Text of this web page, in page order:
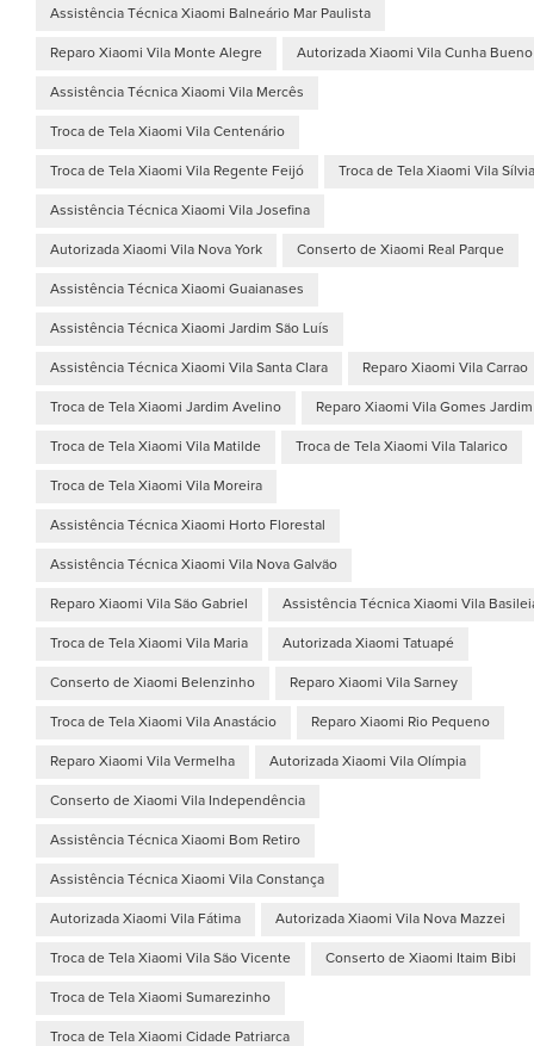
Assistência Técnica Xiaomi Balneário Mar Paulista
Reparo Xiaomi Vila Monte Alegre Autorizada Xiaomi Vila Cunha Bueno
Assistência Técnica Xiaomi Vila Mercês
Troca de Tela Xiaomi Vila Centenário
Troca de Tela Xiaomi Vila Regente Feijó Troca de Tela Xiaomi Vila Sílvia
Assistência Técnica Xiaomi Vila Josefina
Autorizada Xiaomi Vila Nova York Conserto de Xiaomi Real Parque
Assistência Técnica Xiaomi Guaianases
Assistência Técnica Xiaomi Jardim São Luís
Assistência Técnica Xiaomi Vila Santa Clara Reparo Xiaomi Vila Carrao
Troca de Tela Xiaomi Jardim Avelino Reparo Xiaomi Vila Gomes Jardim
Troca de Tela Xiaomi Vila Matilde Troca de Tela Xiaomi Vila Talarico
Troca de Tela Xiaomi Vila Moreira
Assistência Técnica Xiaomi Horto Florestal
Assistência Técnica Xiaomi Vila Nova Galvão
Reparo Xiaomi Vila São Gabriel Assistência Técnica Xiaomi Vila
Troca de Tela Xiaomi Vila Maria Autorizada Xiaomi Tatuapé
Conserto de Xiaomi Belenzinho Reparo Xiaomi Vila Sarney
Troca de Tela Xiaomi Vila Anastácio Reparo Xiaomi Rio Pequeno
Reparo Xiaomi Vila Vermelha Autorizada Xiaomi Vila Olímpia
Conserto de Xiaomi Vila Independência
Assistência Técnica Xiaomi Bom Retiro
Assistência Técnica Xiaomi Vila Constança
Autorizada Xiaomi Vila Fátima Autorizada Xiaomi Vila Nova Mazzei
Troca de Tela Xiaomi Vila São Vicente Conserto de Xiaomi Itaim Bibi
Troca de Tela Xiaomi Sumarezinho
Troca de Tela Xiaomi Cidade Patriarca